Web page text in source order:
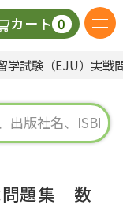
カート 0
の教科書
補助教材
参考書
学試験（EJU）実
問題集 数